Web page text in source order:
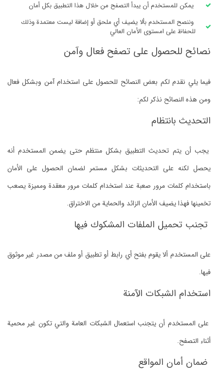
يمكن للمستخدم أن يبدأ التصفح من خلال هذا التطبيق بكل أمان
وننصح المستخدم بألا يضيف أي ملحق أو إضافة ليست معتمدة وذلك
للحفاظ على امستوى الأمان العالي
نصائح للحصول على تصفح فعال وآمن
فيما يلي نقدم لكم بعض النصائح للحصول على استخدام آمن وبشكل فعال
ومن هذه النصائح نذكر لكم:
التحديث بانتظام
يجب أن يتم تحديث التطبيق بشكل منتظم حتى يضمن المستخدم أنه
يحصل لكنه على التحديثات بشكل مستمر لضمان الحصول على الأمان
باستخدام كلمات مرور صعبة عند استخدام كلمات مرور معقدة ومميزة يصعب
تخمينها فهذا يضيف الأمان الزائد والحماية من الاختراق.
تجنب تحميل الملفات المشكوك فيها
على المستخدم ألا يقوم بفتح أي رابط أو تطبيق أو ملف من مصدر غير موثوق
فيها.
استخدام الشبكات الآمنة
على المستخدم أن يتجنب استعمال الشبكات العامة والتي تكون غير محمية
أثناء التصفح.
ضمان أمان المواقع